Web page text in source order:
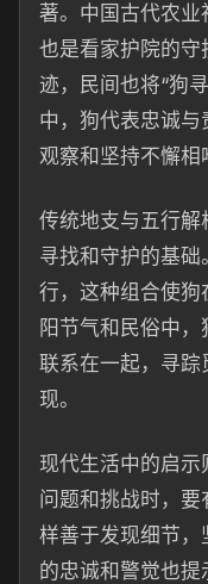
著。中国古代农业
也是看家护院的
迹，民间也将“狗
中，狗代表忠诚与
观察和坚持不懈相
传统地支与五行解
寻找和守护的基
行，这种组合使狗
阳节气和民俗中
联系在一起，寻
现。
现代生活中的启
问题和挑战时，
样善于发现细节
的忠诚和警觉也